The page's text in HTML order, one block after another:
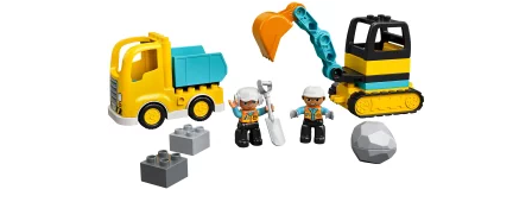
Покажите ребенку, как нужно грузить в ковш
строительные блоки и перевозить их по площадке. А
вот еще нужно переместить огромный камень. Но
действуйте осторожно, ведь он может в любой
момент расколоться на две части! В Lego Duplo Town
10930 есть специальный знак, который устанавливают
перед территорией, где ведутся строительные работы,